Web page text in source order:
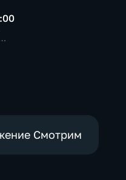
Смотрим